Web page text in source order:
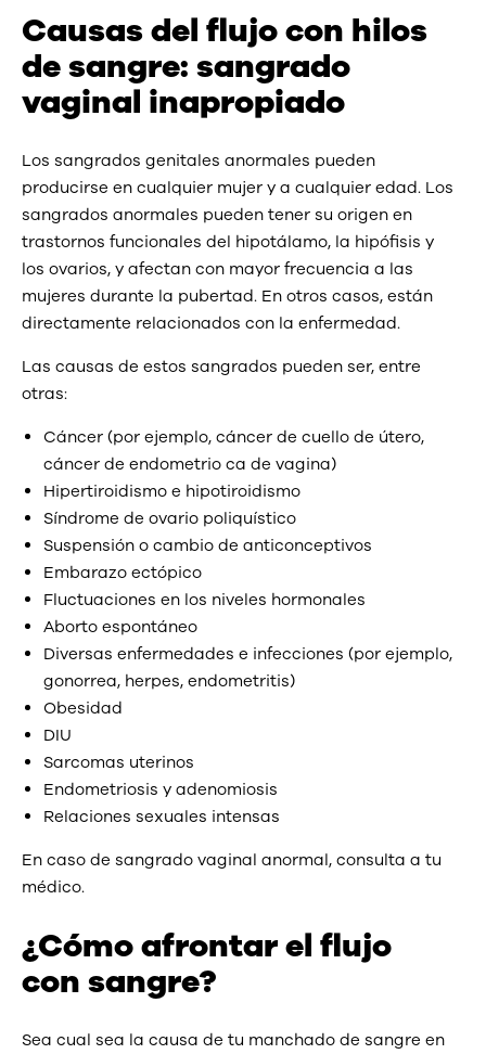
Causas del flujo con hilos
de sangre: sangrado
vaginal inapropiado
Los sangrados genitales anormales pueden
producirse en cualquier mujer y a cualquier edad. Los
sangrados anormales pueden tener su origen en
trastornos funcionales del hipotálamo, la hipófisis y
los ovarios, y afectan con mayor frecuencia a las
mujeres durante la pubertad. En otros casos, están
directamente relacionados con la enfermedad.
Las causas de estos sangrados pueden ser, entre
otras:
Cáncer (por ejemplo, cáncer de cuello de útero,
cáncer de endometrio ca de vagina)
Hipertiroidismo e hipotiroidismo
Síndrome de ovario poliquístico
Suspensión o cambio de anticonceptivos
Embarazo ectópico
Fluctuaciones en los niveles hormonales
Aborto espontáneo
Diversas enfermedades e infecciones (por ejemplo,
gonorrea, herpes, endometritis)
Obesidad
DIU
Sarcomas uterinos
Endometriosis y adenomiosis
Relaciones sexuales intensas
En caso de sangrado vaginal anormal, consulta a tu
médico.
¿Cómo afrontar el flujo
con sangre?
Sea cual sea la causa de tu manchado de sangre en